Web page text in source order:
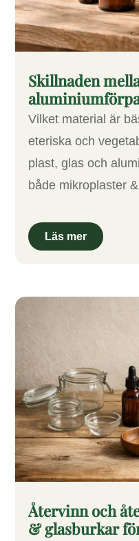
Skillnaden
Vilket material är
eteriska och
plast, glas och
både mikroplaster
Återvinn och
& glasburkar